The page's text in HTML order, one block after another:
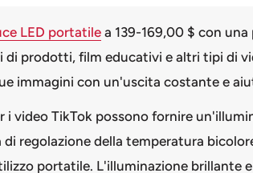
LED portatilea 139-169,00 $ con una
di prodotti, film educativi e altri tipi di
immagini con un'uscita costante e
i video TikTok possono fornire
regolazione della temperatura
portatile. L'illuminazione brillante